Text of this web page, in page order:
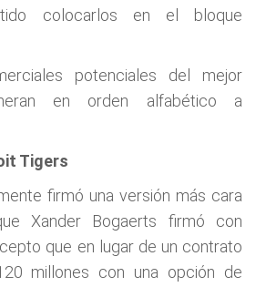
colocarlos en el bloque
potenciales del mejor
en orden alfabético a
Tigers
firmó una versión más cara
Xander Bogaerts firmó con
que en lugar de un contrato
millones con una opción de